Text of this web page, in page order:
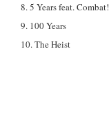
8. 5 Years feat. Combat!
9. 100 Years
10. The Heist